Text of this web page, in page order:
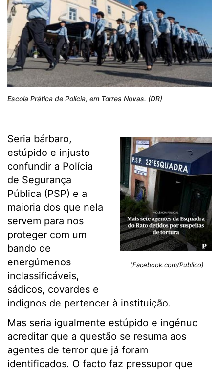
Escola Prática de Polícia, em Torres Novas. (DR)
(Facebook.com/Publico)
Seria bárbaro,
estúpido e injusto
confundir a Polícia
de Segurança
Pública (PSP) e a
maioria dos que nela
servem para nos
proteger com um
bando de
energúmenos
inclassificáveis,
sádicos, covardes e
indignos de pertencer à instituição.
Mas seria igualmente estúpido e ingénuo
acreditar que a questão se resuma aos
agentes de terror que já foram
identificados. O facto faz pressupor que